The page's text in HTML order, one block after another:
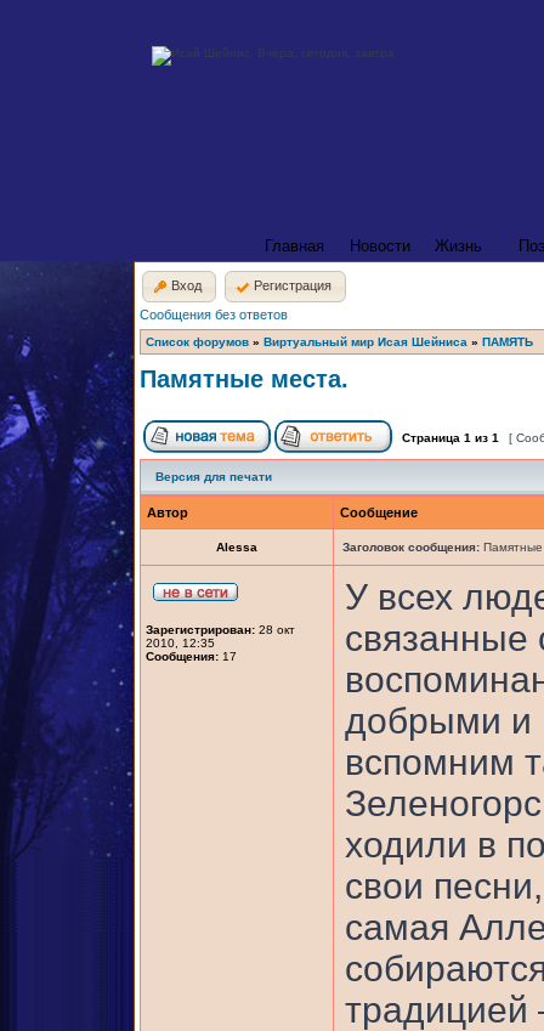
Главная Новости Жизнь
Вход
Регистрация
Сообщения без ответов
Список форумов » Виртуальный мир Исая Шейниса » ПАМЯТЬ
Памятные места.
Страница 1 из 1 [
Версия для печати
Автор Сообщение
Alessa Заголовок сообщения:
Зарегистрирован: 28 окт
2010, 12:35
Сообщения: 17
У всех
связанные
добрыми и
вспомним
ходили в
свои
самая
традицией